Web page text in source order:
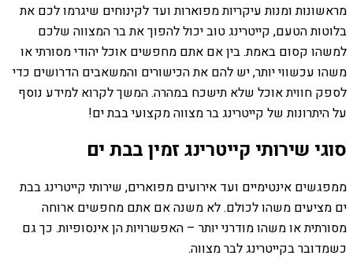
מראשונות ומנות עיקריות מפוארות ועד לקינוחים שיגרמו לכם את
בלוטות הטעם, קייטרינג טוב יכול להפוך את בר המצווה שלכם
למשהו קסום באמת. בין אם אתם מחפשים אוכל יהודי מסורתי או
משהו עכשווי יותר, יש להם את הכישורים והמשאבים הדרושים כדי
לספק חווית אוכל שלא תישכח במהרה. המשך לקרוא למידע נוסף
על היתרונות של קייטרינג בר מצווה מקצועי בבת ים!
סוגי שירותי קייטרינג זמין בבת ים
ממפגשים אינטימיים ועד אירועים מפוארים, שירותי קייטרינג בבת
ים מציעים משהו לכולם. לא משנה אם אתם מחפשים ארוחה
מסורתית או משהו מודרני יותר – האפשרויות הן אינסופיות. כך גם
כשמדובר בקייטרינג לבר מצווה.